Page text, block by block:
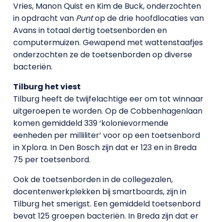
Vries, Manon Quist en Kim de Buck, onderzochten
in opdracht van Puntop de drie hoofdlocaties van
Avans in totaal dertig toetsenborden en
computermuizen. Gewapend met wattenstaafjes
onderzochten ze de toetsenborden op diverse
bacteriën.
Tilburg het viest
Tilburg heeft de twijfelachtige eer om tot winnaar
uitgeroepen te worden. Op de Cobbenhagenlaan
komen gemiddeld 339 ‘kolonievormende
eenheden per milliliter’ voor op een toetsenbord
in Xplora. In Den Bosch zijn dat er 123 en in Breda
75 per toetsenbord.
Ook de toetsenborden in de collegezalen,
docentenwerkplekken bij smartboards, zijn in
Tilburg het smerigst. Een gemiddeld toetsenbord
bevat 125 groepen bacteriën. In Breda zijn dat er